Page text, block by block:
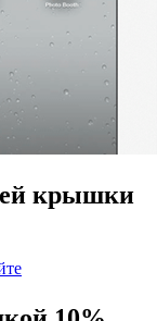
крышки